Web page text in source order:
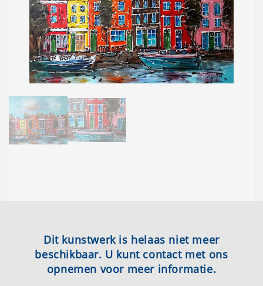
Dit kunstwerk is helaas niet meer
beschikbaar. U kunt contact met ons
opnemen voor meer informatie.